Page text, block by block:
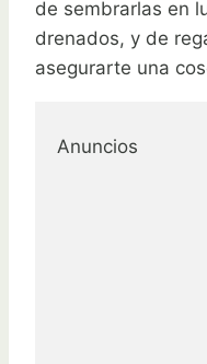
de sembrarlas en
drenados, y de
asegurarte una
Anuncios